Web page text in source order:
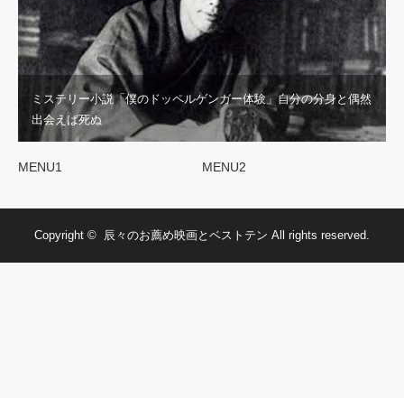
ミステリー小説「僕のドッペルゲンガー体験」自分の分身と偶然
出会えば死ぬ
MENU1 MENU2
Copyright © 辰々のお薦め映画とベストテン All rights reserved.